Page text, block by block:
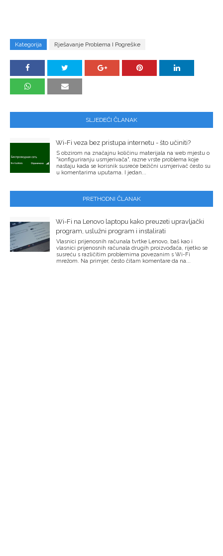
Kategorija Rješavanje Problema I Pogreške
SLJEDEĆI ČLANAK
Wi-Fi veza bez pristupa internetu - što učiniti?
S obzirom na značajnu količinu materijala na web mjestu o
"konfiguriranju usmjerivača", razne vrste problema koje
nastaju kada se korisnik susreće bežični usmjerivač često su
u komentarima uputama. I jedan...
PRETHODNI ČLANAK
Wi-Fi na Lenovo laptopu kako preuzeti upravljački
program, uslužni program i instalirati
Vlasnici prijenosnih računala tvrtke Lenovo, baš kao i
vlasnici prijenosnih računala drugih proizvođača, rijetko se
susreću s različitim problemima povezanim s Wi-Fi
mrežom. Na primjer, često čitam komentare da na...